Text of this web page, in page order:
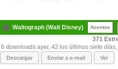
Waltograph (Walt Disney) Acentos
371
6 downloads ayer, 42 los últimos siete
Descargar Enviar a e-mail Ver